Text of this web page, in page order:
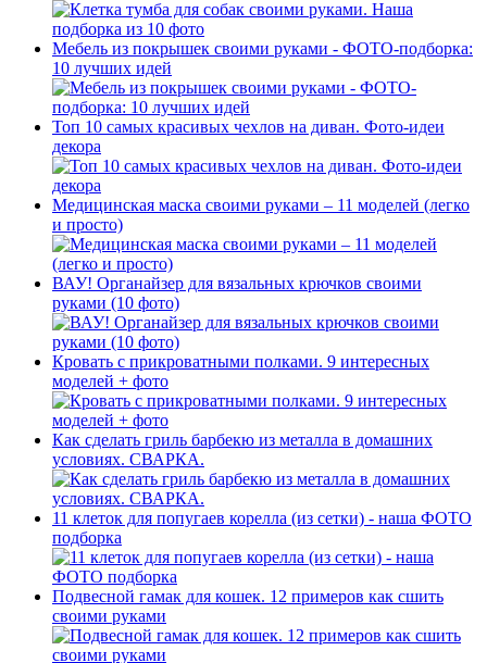
Мебель из покрышек своими руками - ФОТО-подборка:
10 лучших идей
Топ 10 самых красивых чехлов на диван. Фото-идеи
декора
Медицинская маска своими руками – 11 моделей (легко
и просто)
ВАУ! Органайзер для вязальных крючков своими
руками (10 фото)
Кровать с прикроватными полками. 9 интересных
моделей + фото
Как сделать гриль барбекю из металла в домашних
условиях. СВАРКА.
11 клеток для попугаев корелла (из сетки) - наша ФОТО
подборка
Подвесной гамак для кошек. 12 примеров как сшить
своими руками